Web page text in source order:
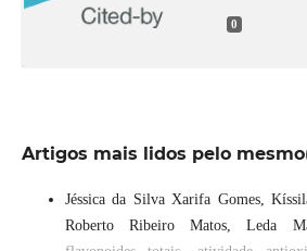
0
Artigos mais lidos pelo
Jéssica da Silva Xarifa Gomes,
Roberto Ribeiro Matos, Leda